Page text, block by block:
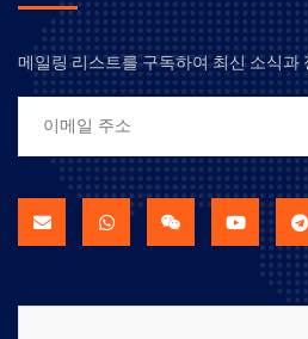
메일링 리스트를 구독하여 최신 소식과